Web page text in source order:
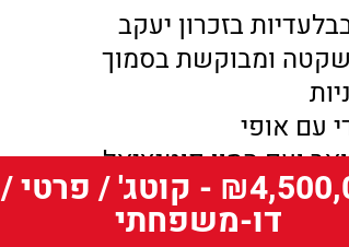
בזכרון יעקב
ומבוקשת בסמוך
עם אופי
ועם המון פוטנציאל
₪4,500,000 - קוטג' / פרטי /
דו-משפחתי